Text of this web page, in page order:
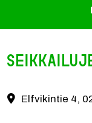
Oletko koskaan
Elfvikintie 4,